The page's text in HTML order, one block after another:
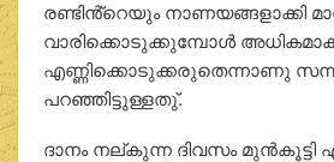
രണ്ടിൻ്റെയും നാണയങ്ങളാക്കി
വാരിക്കൊടുക്കുമ്പോള്‍
എണ്ണിക്കൊടുക്കരുതെന്നാണു
പറഞ്ഞിട്ടുള്ളതു്.
ദാനം നല്കുന്ന ദിവസം